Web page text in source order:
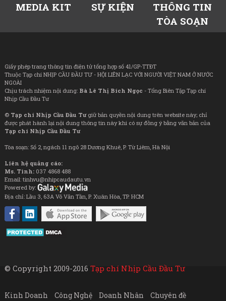
MEDIA KIT SỰ KIỆN
THÔNG TIN
TÒA SOẠN
Giấy phép trang thông tin điện tử tổng hợp số 41/GP-TTĐT
Thuộc Tạp chí NHỊP CẦU ĐẦU TƯ - HỘI LIÊN LẠC VỚI NGƯỜI VIỆT NAM Ở NƯỚC
NGOÀI
Chịu trách nhiệm nội dung: Bà Lê Thị Bích Ngọc - Tổng Biên Tập Tạp chí
Nhịp Cầu Đầu Tư
© Tạp chí Nhịp Cầu Đầu Tưgiữ bản quyền nội dung trên website này; chỉ
được phát hành lại nội dung thông tin này khi có sự đồng ý bằng văn bản của
Tạp chí Nhịp Cầu Đầu Tư
Tòa soạn: Số 2, ngách 11 ngõ 28 Dương Khuê, P. Từ Liêm, Hà Nội
Liên hệ quảng cáo:
Ms. Tình: 037 4868 488
Email: tinhvu@nhipcaudautu.vn
Powered by:
Địa chỉ: Lầu 3, 63A Võ Văn Tần, P. Xuân Hòa, TP. HCM
© Copyright 2009-2016 Tạp chí Nhịp Cầu Đầu Tư
Kinh Doanh Công Nghệ Doanh Nhân Chuyên đề